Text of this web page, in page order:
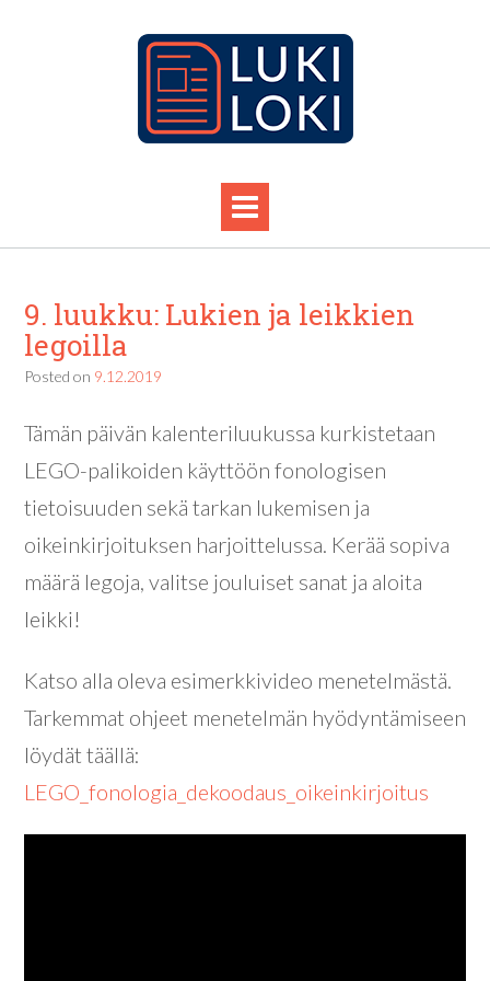
9. luukku: Lukien ja leikkien
legoilla
Posted on 9.12.2019
Tämän päivän kalenteriluukussa kurkistetaan
LEGO-palikoiden käyttöön fonologisen
tietoisuuden sekä tarkan lukemisen ja
oikeinkirjoituksen harjoittelussa. Kerää sopiva
määrä legoja, valitse jouluiset sanat ja aloita
leikki!
Katso alla oleva esimerkkivideo menetelmästä.
Tarkemmat ohjeet menetelmän hyödyntämiseen
löydät täällä:
LEGO_fonologia_dekoodaus_oikeinkirjoitus